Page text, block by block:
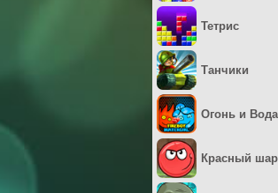
Тетрис
Танчики
Огонь и Вода
Красный шар